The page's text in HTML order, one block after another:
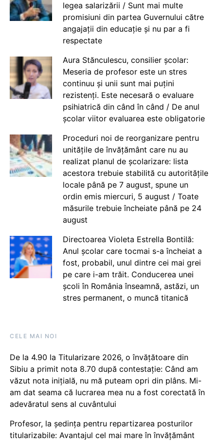
legea salarizării / Sunt mai multe
promisiuni din partea Guvernului către
angajații din educație și nu par a fi
respectate
Aura Stănculescu, consilier școlar:
Meseria de profesor este un stres
continuu și unii sunt mai puțini
rezistenți. Este necesară o evaluare
psihiatrică din când în când / De anul
școlar viitor evaluarea este obligatorie
Proceduri noi de reorganizare pentru
unitățile de învățământ care nu au
realizat planul de școlarizare: lista
acestora trebuie stabilită cu autoritățile
locale până pe 7 august, spune un
ordin emis miercuri, 5 august / Toate
măsurile trebuie încheiate până pe 24
august
Directoarea Violeta Estrella Bontilă:
Anul școlar care tocmai s-a încheiat a
fost, probabil, unul dintre cei mai grei
pe care i-am trăit. Conducerea unei
școli în România înseamnă, astăzi, un
stres permanent, o muncă titanică
CELE MAI NOI
De la 4.90 la Titularizare 2026, o învățătoare din
Sibiu a primit nota 8.70 după contestație: Când am
văzut nota inițială, nu mă puteam opri din plâns. Mi-
am dat seama că lucrarea mea nu a fost corectată în
adevăratul sens al cuvântului
Profesor, la ședința pentru repartizarea posturilor
titularizabile: Avantajul cel mai mare în învățământ